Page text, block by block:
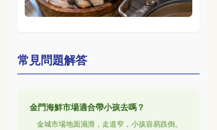
常見問題解答
金門海鮮市場適合帶小孩去嗎？
金城市場地面濕滑，走道窄，小孩容易跌倒。